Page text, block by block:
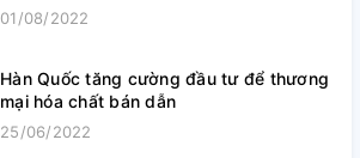
01/08/2022
Hàn Quốc tăng cường đầu tư để thương
mại hóa chất bán dẫn
25/06/2022